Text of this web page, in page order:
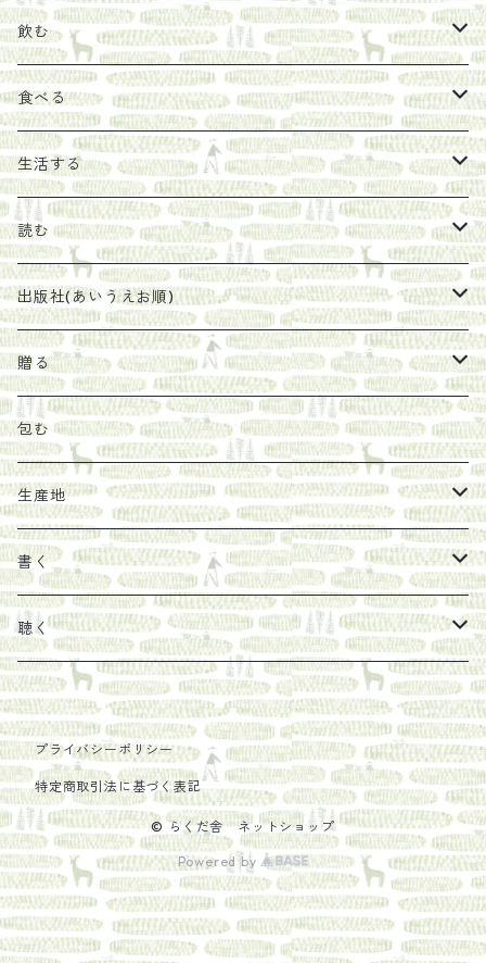
飲む
お茶
エキス
珈琲豆
太山寺珈琲焙煎室
食べる
ジャム
うめぼし
塩
オリーブオイル
その他
マスコバド糖
しょうがパウダー
野菜・果物
新しょうが
レモン
生活する
エコラップ
石けん
ヘチマたわし
陶器
馬目隆宏
絵
タンブラー
読む
刊行から時間が経ったけれど、長く売り続けたい一冊
贈り物に勧めたい絵本
紀伊半島ブックマルシェ関連本
らくだ舎出帆室の参考本など
新刊では販売しづらくなった本を巡らせて
古本や自由価格本から探す
出版社(あいうえお順)
らくだ舎出帆室
リトルプレス
mario books
タイドラー
Sakumag
地下BOOKS
疋田千里
PHILOSOPHIA
椋本悠哉
AIT PRESS
海外出版社
古本
あ行
明石書店
赤々舎
亜紀書房
あさやけ出版
朝日出版社
か行
偕成社
笠間書院
柏書房
KADOKAWA
さ行
里山社
左右社
猿江商會
た行
大和書房
田畑書店
な行
夏葉社
は行
贈る
包装
ギフトセット
カレンダー
カップ
ステッカー
包む
生産地
色川
そこそこ農園
農家民泊JUGEM
だものみち
安田農園
フィリピン
パレスチナ
インドネシア
メキシコ
書く
カムワッカ
らくだ舎
ポストカード
聴く
里
COLECTIVO ALTEPE
プライバシーポリシー
特定商取引法に基づく表記
© らくだ舎 ネットショップ
Powered by